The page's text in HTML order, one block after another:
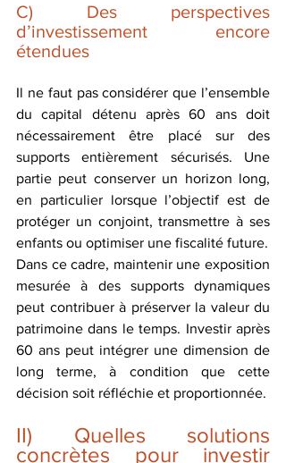
C) Des perspectives
d’investissement encore
étendues
Il ne faut pas considérer que l’ensemble
du capital détenu après 60 ans doit
nécessairement être placé sur des
supports entièrement sécurisés. Une
partie peut conserver un horizon long,
en particulier lorsque l’objectif est de
protéger un conjoint, transmettre à ses
Dans ce cadre, maintenir une exposition
mesurée à des supports dynamiques
peut contribuer à préserver la valeur du
patrimoine dans le temps. Investir après
60 ans peut intégrer une dimension de
long terme, à condition que cette
décision soit réfléchie et proportionnée.
II) Quelles solutions
concrètes pour investir